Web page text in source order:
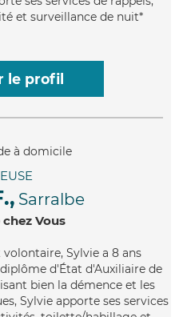
et surveillance de nuit*
le profil
Sarralbe
Vous
Sylvie a 8 ans
d'État d'Auxiliaire de
bien la démence et les
Sylvie apporte ses services